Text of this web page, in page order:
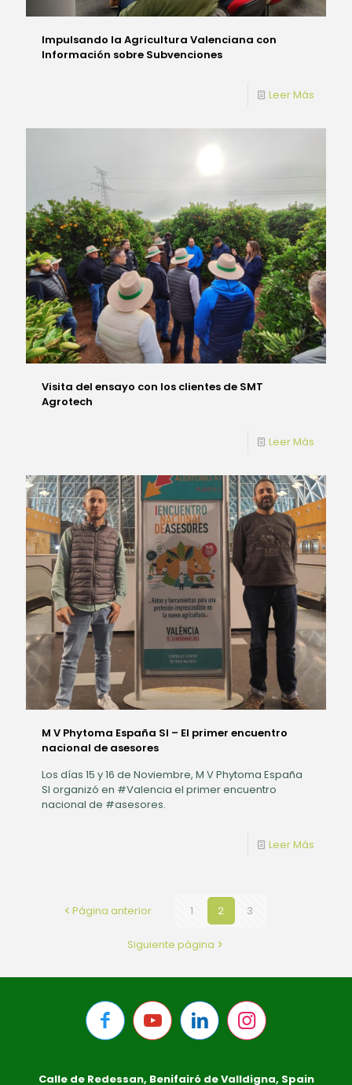
Impulsando la Agricultura Valenciana con
Información sobre Subvenciones
Leer Más
Visita del ensayo con los clientes de SMT
Agrotech
Leer Más
M V Phytoma España Sl – El primer encuentro
nacional de asesores
Los días 15 y 16 de Noviembre, M V Phytoma España
Sl organizó en #Valencia el primer encuentro
nacional de #asesores.
Leer Más
Página anterior 1 2 3
Siguiente página
Calle de Redessan, Benifairó de Valldigna, Spain